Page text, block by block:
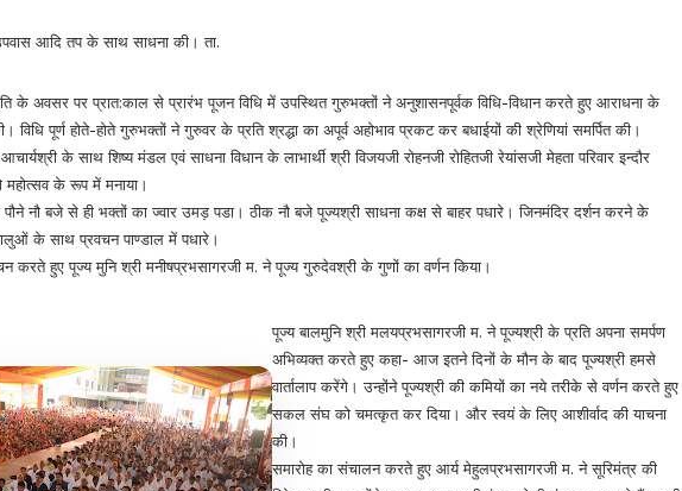
आदि तप के साथ साधना की। ता.
के अवसर पर प्रात:काल से प्रारंभ पूजन विधि में उपस्थित गुरुभक्तों ने अनुशासनपूर्वक विधि-विधान करते हुए आराधना के
विधि पूर्ण होते-होते गुरुभक्तों ने गुरुवर के प्रति श्रद्धा का अपूर्व अहोभाव प्रकट कर बधाईयों की श्रेणियां समर्पित की।
के साथ शिष्य मंडल एवं साधना विधान के लाभार्थी श्री विजयजी रोहनजी रोहितजी रेयांसजी मेहता परिवार इन्दौर
महोत्सव के रूप में मनाया।
पौने नौ बजे से ही भक्तों का ज्वार उमड़ पडा। ठीक नौ बजे पूज्यश्री साधना कक्ष से बाहर पधारे। जिनमंदिर दर्शन करने के
के साथ प्रवचन पाण्डाल में पधारे।
करते हुए पूज्य मुनि श्री मनीषप्रभसागरजी म. ने पूज्य गुरुदेवश्री के गुणों का वर्णन किया।
पूज्य बालमुनि श्री मलयप्रभसागरजी म. ने पूज्यश्री के प्रति अपना समर्पण
अभिव्यक्त करते हुए कहा- आज इतने दिनों के मौन के बाद पूज्यश्री हमसे
वार्तालाप करेंगे। उन्होंने पूज्यश्री की कमियों का नये तरीके से वर्णन करते हुए
सकल संघ को चमत्कृत कर दिया। और स्वयं के लिए आशीर्वाद की याचना
की।
समारोह का संचालन करते हुए आर्य मेहुलप्रभसागरजी म. ने सूरिमंत्र की